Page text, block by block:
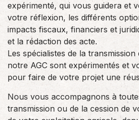
expérimenté, qui vous guidera et
votre réflexion, les différents
impacts fiscaux, financiers et
et la rédaction des acte.
Les spécialistes de la
notre AGC sont expérimentés et
pour faire de votre projet une
Nous vous accompagnons à
transmission ou de la cession de